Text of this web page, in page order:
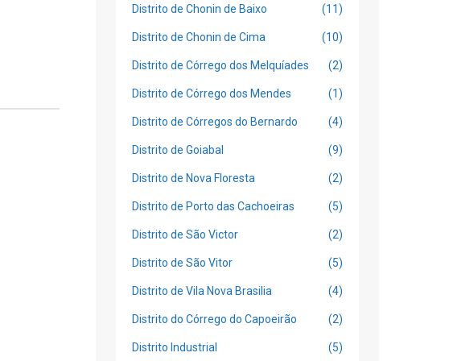
Distrito de Chonin de Baixo (11)
Distrito de Chonin de Cima (10)
Distrito de Córrego dos Melquíades (2)
Distrito de Córrego dos Mendes (1)
Distrito de Córregos do Bernardo (4)
Distrito de Goiabal (9)
Distrito de Nova Floresta (2)
Distrito de Porto das Cachoeiras (5)
Distrito de São Victor (2)
Distrito de São Vitor (5)
Distrito de Vila Nova Brasilia (4)
Distrito do Córrego do Capoeirão (2)
Distrito Industrial (5)